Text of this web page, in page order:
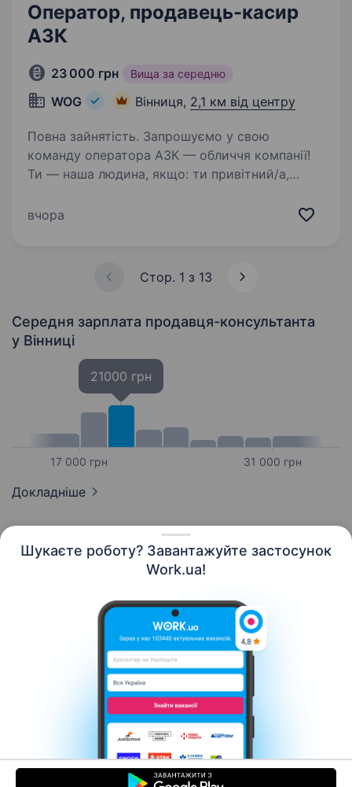
Шукаєте роботу? Завантажуйте застосунок
Work.ua!
Оператор, продавець-касир
АЗК
23 000 грн Вища за середню
WOG Вінниця, 2,1 км від центру
Повна зайнятість. Запрошуємо у свою
команду оператора АЗК — обличчя компанії!
Ти — наша людина, якщо: ти привітний/а,
допомагати людям хочеш працювати
вчора
Стор. 1 з 13
Середня зарплата продавця-консультанта
у Вінниці
17 000 грн
21000 грн
31 000 грн
Докладніше
Контакти Про нас
Кар’єра
Допомога Умови використання